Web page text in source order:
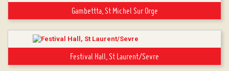
Gambettta, St Michel Sur Orge
Festival Hall, St Laurent/Sevre